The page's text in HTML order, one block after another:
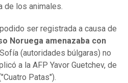
de los animales.
ser registrada a causa de
Noruega amenazaba con
(autoridades búlgaras) no
a la AFP Yavor Guetchev, de
Patas").